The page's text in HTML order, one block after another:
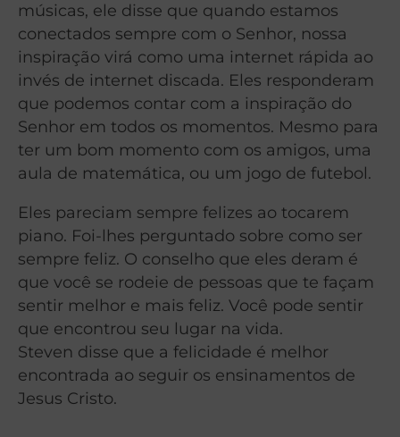
músicas, ele disse que quando estamos
conectados sempre com o Senhor, nossa
inspiração virá como uma internet rápida ao
invés de internet discada. Eles responderam
que podemos contar com a inspiração do
Senhor em todos os momentos. Mesmo para
ter um bom momento com os amigos, uma
aula de matemática, ou um jogo de futebol.
Eles pareciam sempre felizes ao tocarem
piano. Foi-lhes perguntado sobre como ser
sempre feliz. O conselho que eles deram é
que você se rodeie de pessoas que te façam
sentir melhor e mais feliz. Você pode sentir
que encontrou seu lugar na vida.
Steven disse que a felicidade é melhor
encontrada ao seguir os ensinamentos de
Jesus Cristo.